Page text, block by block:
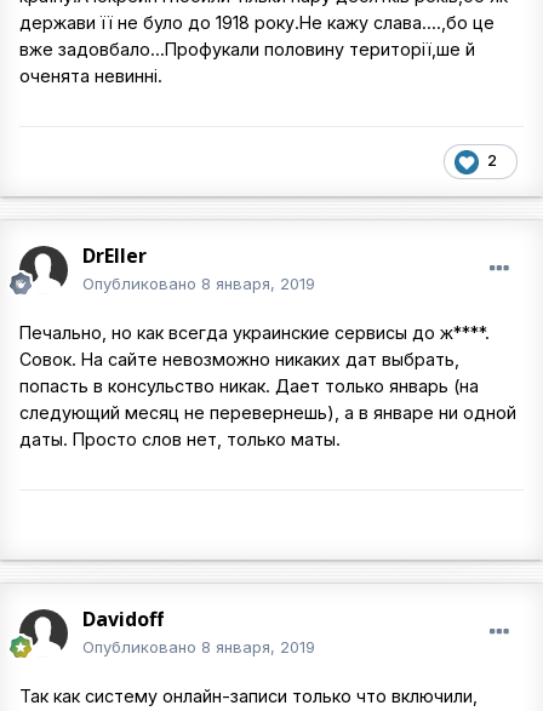
держави її не було до 1918 року.Не кажу слава....,бо це
вже задовбало...Профукали половину території,ше й
оченята невинні.
2
DrEller
Опубликовано 8 января, 2019
Печально, но как всегда украинские сервисы до ж****.
Совок. На сайте невозможно никаких дат выбрать,
попасть в консульство никак. Дает только январь (на
следующий месяц не перевернешь), а в январе ни одной
даты. Просто слов нет, только маты.
Davidoff
Опубликовано 8 января, 2019
Так как систему онлайн-записи только что включили,